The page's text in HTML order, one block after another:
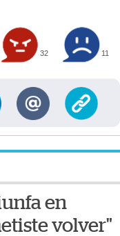
32 11
en
volver"